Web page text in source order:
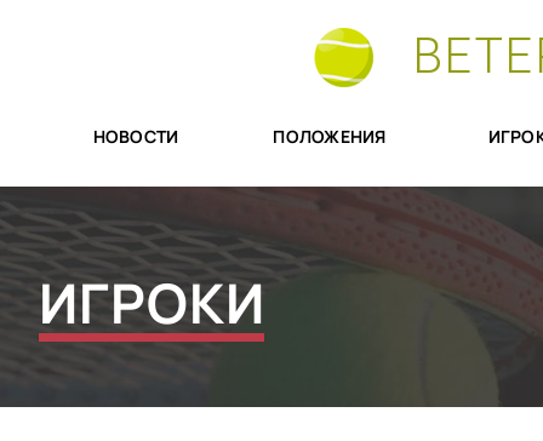
НОВОСТИ ПОЛОЖЕНИЯ
ИГРОКИ